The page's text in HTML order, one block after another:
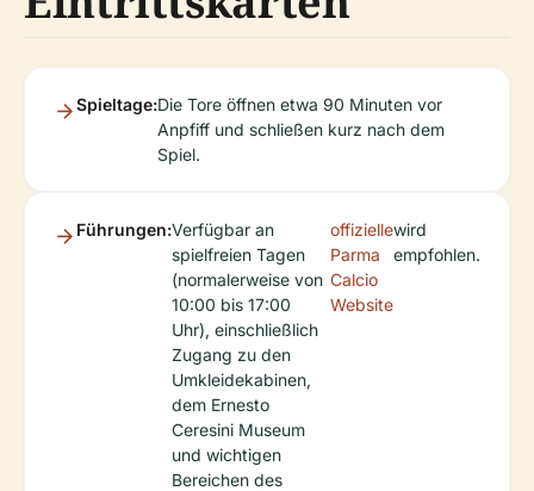
Spieltage:Die Tore öffnen etwa 90 Minuten vor
Anpfiff und schließen kurz nach dem
Spiel.
Führungen:Verfügbar an
spielfreien Tagen
(normalerweise von
10:00 bis 17:00
Uhr), einschließlich
Zugang zu den
Umkleidekabinen,
dem Ernesto
Ceresini Museum
und wichtigen
Bereichen des
offizielle
Parma
Calcio
Website
wird
empfohlen.